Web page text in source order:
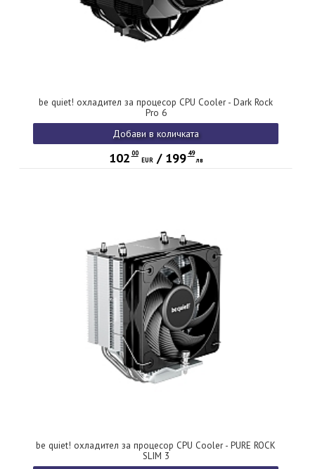
be quiet! охладител за процесор CPU Cooler - Dark Rock
Pro 6
Добави в количката
102 00
EUR/ 199 49
лв
be quiet! охладител за процесор CPU Cooler - PURE ROCK
SLIM 3